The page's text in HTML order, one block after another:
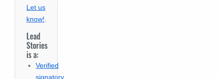
Let us
know!
Lead
Stories
is a:
Verified
signatory